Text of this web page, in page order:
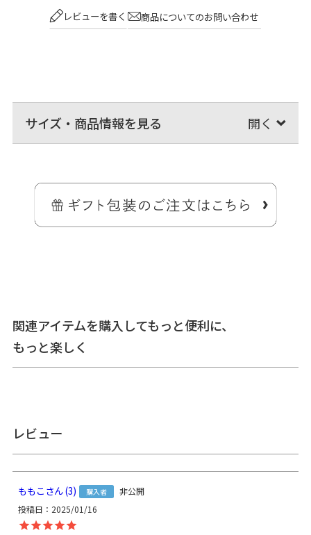
レビューを書く 商品についてのお問い合わせ
サイズ・商品情報を見る
備
考
が加わると口金が開きやすくなります。※内寸外寸ともに実寸で表
記しています。※生地の種類によって表記のサイズと誤差が生じる
場合があります。※置いた状態で測っているので多少の誤差があり
ます。※手づくりのため個体差があります。※スマートフォンやモ
イ＜重さ＞ 85g
素
＜8号帆布＞ 表地：綿100％、裏地：レーヨン100％、裏地カラー：
ブラック
口金：鉄（シルバー）
関連アイテムを購入してもっと便利に、
もっと楽しく
レビュー
ももこ 3 購入者
非公開
投稿日
2025/01/16